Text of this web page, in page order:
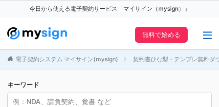
今日から使える電子契約サービス「マイサイン（mysign）」
無料で始める
電子契約システム マイサイン(mysign) 契約書ひな型・テンプレ無料ダ
キーワード